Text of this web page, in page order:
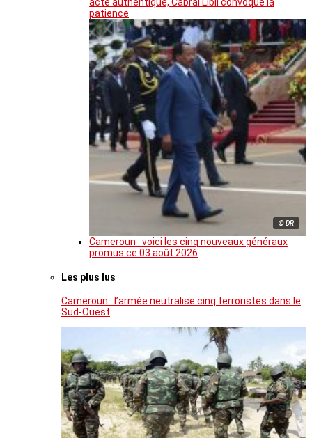
acte authentique, Cabral Libii convoque la
patience
© DR
Cameroun : voici les cinq nouveaux généraux
promus ce 03 août 2026
Les plus lus
Cameroun : l’armée neutralise cinq terroristes dans le
Sud-Ouest